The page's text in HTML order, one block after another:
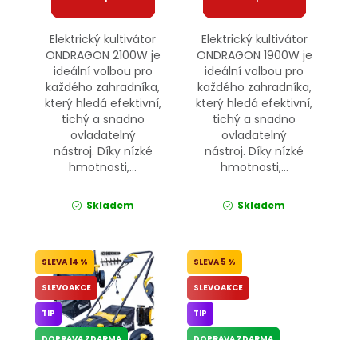
Elektrický kultivátor
ONDRAGON 2100W je
ideální volbou pro
každého zahradníka,
který hledá efektivní,
tichý a snadno
ovladatelný
nástroj. Díky nízké
hmotnosti,...
Skladem
Elektrický kultivátor
ONDRAGON 1900W je
ideální volbou pro
každého zahradníka,
který hledá efektivní,
tichý a snadno
ovladatelný
nástroj. Díky nízké
hmotnosti,...
Skladem
14 %
SLEVOAKCE
TIP
5 %
SLEVOAKCE
TIP